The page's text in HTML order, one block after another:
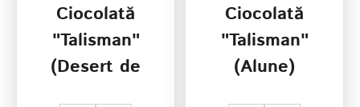
Ciocolată
"Talisman"
(Desert de
Ciocolată
"Talisman"
(Alune)